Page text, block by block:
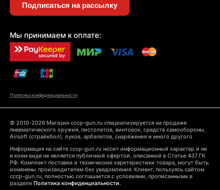
Подписаться на рассылку
Мы принимаем к оплате:
Политика конфиденциальности
© 2010-2026 Магазин cccp-gun.ru специализируется на продаже
пневматического оружия, пистолетов, винтовок, средств самообороны,
Airsoft (страйкбол), луков, арбалетов, снаряжения и много другого
Информация на сайте cccp-gun.ru носит информационный характер и не
в коем виде не является публичной офертой, описанной в Статье 437 ГК
РФ. Комплект поставки и технические харктеристики товара, могут быть
изменены производителем без уведомления. Клиент, пользуясь сайтом
cccp-gun.ru, полностью соглашается с условиями, прописанными в
разделе Политика конфиденциальности.